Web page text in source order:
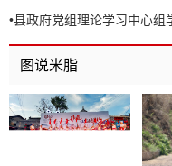
•县政府党组理论学习中心组
召开
图说米脂